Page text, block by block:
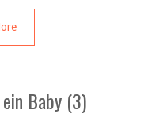
Baby (3)